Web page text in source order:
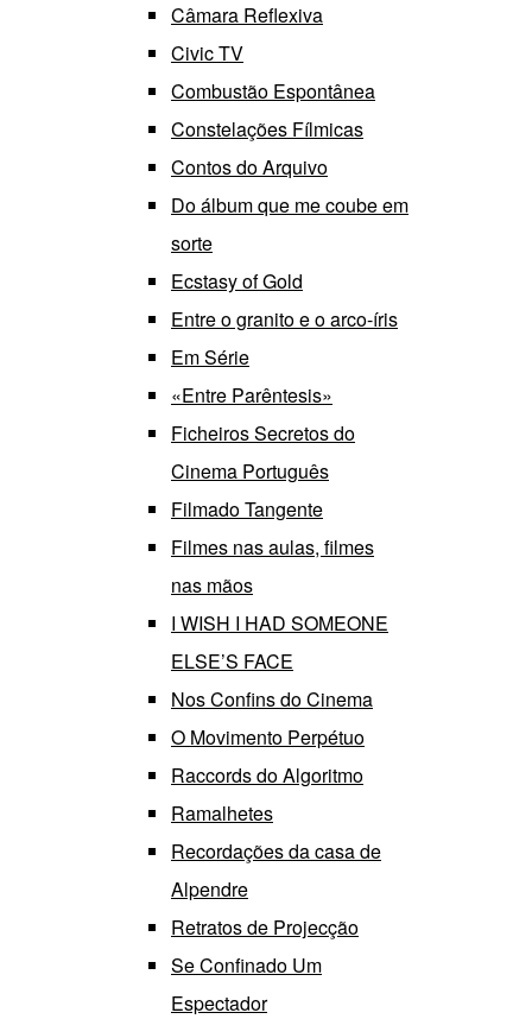
Câmara Reflexiva
Civic TV
Combustão Espontânea
Constelações Fílmicas
Contos do Arquivo
Do álbum que me coube em
sorte
Ecstasy of Gold
Entre o granito e o arco-íris
Em Série
«Entre Parêntesis»
Ficheiros Secretos do
Cinema Português
Filmado Tangente
Filmes nas aulas, filmes
nas mãos
I WISH I HAD SOMEONE
ELSE’S FACE
Nos Confins do Cinema
O Movimento Perpétuo
Raccords do Algoritmo
Ramalhetes
Recordações da casa de
Alpendre
Retratos de Projecção
Se Confinado Um
Espectador